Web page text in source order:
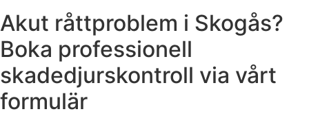
Akut råttproblem i Skogås?
Boka professionell
skadedjurskontroll via vårt
formulär